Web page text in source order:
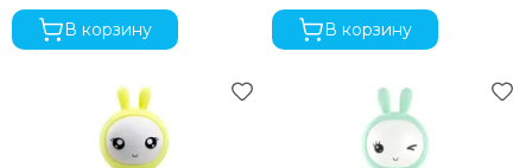
В корзину
В корзину